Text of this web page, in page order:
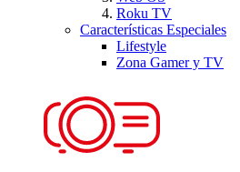
Roku TV
Características Especiales
Lifestyle
Zona Gamer y TV